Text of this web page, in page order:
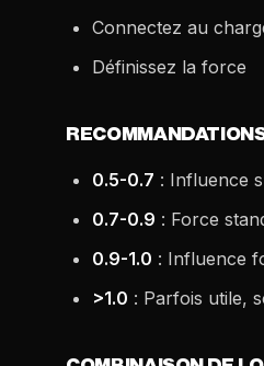
Connectez au
Définissez la force
0.5-0.7 : Influence
0.7-0.9 : Force
0.9-1.0 : Influence
>1.0 : Parfois utile,